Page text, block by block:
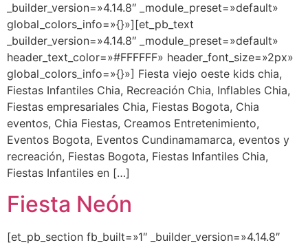
_builder_version=»4.14.8″ _module_preset=»default»
global_colors_info=»{}»][et_pb_text
_builder_version=»4.14.8″ _module_preset=»default»
header_text_color=»#FFFFFF» header_font_size=»2px»
global_colors_info=»{}»] Fiesta viejo oeste kids chia,
Fiestas Infantiles Chia, Recreación Chia, Inflables Chia,
Fiestas empresariales Chia, Fiestas Bogota, Chia
eventos, Chia Fiestas, Creamos Entretenimiento,
Eventos Bogota, Eventos Cundinamamarca, eventos y
recreación, Fiestas Bogota, Fiestas Infantiles Chia,
Fiestas Infantiles en […]
Fiesta Neón
[et_pb_section fb_built=»1″ _builder_version=»4.14.8″